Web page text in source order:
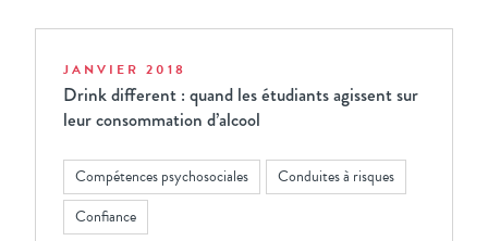
JANVIER 2018
Drink different : quand les étudiants agissent sur
leur consommation d’alcool
Compétences psychosociales
Conduites à risques
Confiance